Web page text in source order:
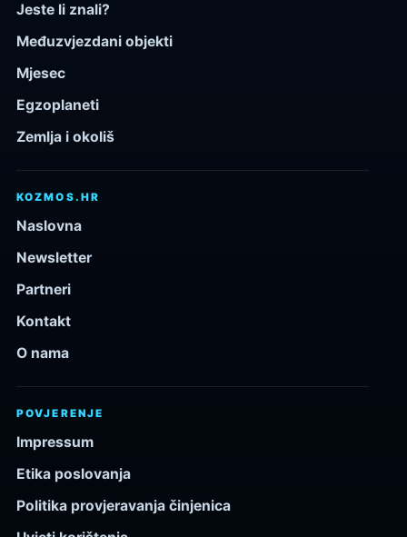
Jeste li znali?
Međuzvjezdani objekti
Mjesec
Egzoplaneti
Zemlja i okoliš
KOZMOS.HR
Naslovna
Newsletter
Partneri
Kontakt
O nama
POVJERENJE
Impressum
Etika poslovanja
Politika provjeravanja činjenica